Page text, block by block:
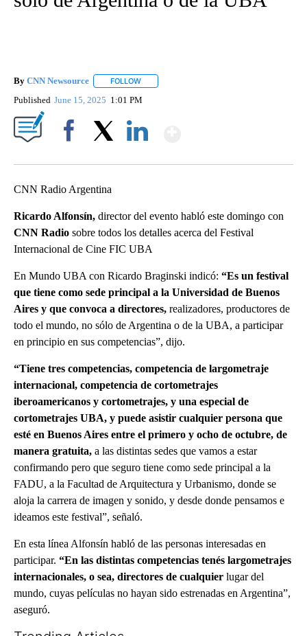
By CNN Newsource FOLLOW
Published June 15, 2025 1:01 PM
CNN Radio Argentina
Ricardo Alfonsín, director del evento habló este domingo con
CNN Radio sobre todos los detalles acerca del Festival
Internacional de Cine FIC UBA
En Mundo UBA con Ricardo Braginski indicó: “Es un festival
que tiene como sede principal a la Universidad de Buenos
Aires y que convoca a directores, realizadores, productores de
todo el mundo, no sólo de Argentina o de la UBA, a participar
en principio en sus competencias”, dijo.
“Tiene tres competencias, competencia de largometraje
internacional, competencia de cortometrajes
iberoamericanos y cortometrajes, y una especial de
cortometrajes UBA, y puede asistir cualquier persona que
esté en Buenos Aires entre el primero y ocho de octubre, de
manera gratuita, a las distintas sedes que vamos a estar
confirmando pero que seguro tiene como sede principal a la
FADU, a la Facultad de Arquitectura y Urbanismo, donde se
aloja la carrera de imagen y sonido, y desde donde pensamos e
ideamos este festival”, señaló.
En esta línea Alfonsín habló de las personas interesadas en
participar. “En las distintas competencias tenés largometrajes
internacionales, o sea, directores de cualquier lugar del
mundo, cuyas películas no hayan sido estrenadas en Argentina”,
aseguró.